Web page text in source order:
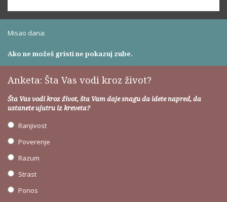
Misao dana:
Ako ne možeš gristi ne pokazuj zube.
Anketa: Šta Vas vodi kroz život?
Šta Vas vodi kroz život, šta Vam daje snagu da idete napred, da
ustanete ujutru iz kreveta?
Ranjivost
Poverenje
Razum
Strast
Ponos